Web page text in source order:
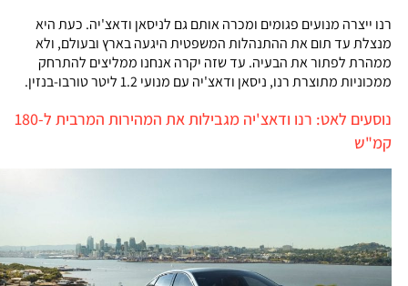
רנו ייצרה מנועים פגומים ומכרה אותם גם לניסאן ודאצ'יה. כעת היא
מנצלת עד תום את ההתנהלות המשפטית היגעה בארץ ובעולם, ולא
ממהרת לפתור את הבעיה. עד שזה יקרה אנחנו ממליצים להתרחק
ממכוניות מתוצרת רנו, ניסאן ודאצ'יה עם מנועי 1.2 ליטר טורבו-בנזין.
נוסעים לאט: רנו ודאצ'יה מגבילות את המהירות המרבית ל-180
קמ"ש